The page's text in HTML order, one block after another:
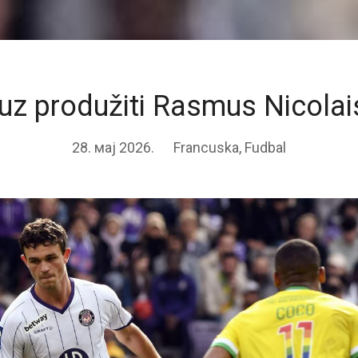
produžiti Rasmus
28. мај 2026. Francuska, Fudbal